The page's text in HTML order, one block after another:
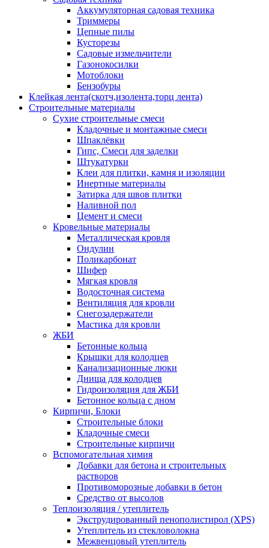
Аккумуляторная садовая техника
Триммеры
Цепные пилы
Кусторезы
Садовые измельчители
Газонокосилки
Мотоблоки
Бензобуры
Клейкая лента(скотч,изолента,торц лента)
Строительные материалы
Сухие строительные смеси
Кладочные и монтажные смеси
Шпаклёвки
Гипс, Смеси для заделки
Штукатурки
Клеи для плитки, камня и изоляции
Инертные материалы
Затирка для швов плитки
Наливной пол
Цемент и смеси
Кровельные материалы
Металлическая кровля
Ондулин
Поликарбонат
Шифер
Мягкая кровля
Водосточная система
Вентиляция для кровли
Снегозадержатели
Мастика для кровли
ЖБИ
Бетонные кольца
Крышки для колодцев
Канализационные люки
Днища для колодцев
Гидроизоляция для ЖБИ
Бетонное кольца с дном
Кирпичи, Блоки
Строительные блоки
Кладочные смеси
Строительные кирпичи
Вспомогательная химия
Добавки для бетона и строительных
растворов
Противоморозные добавки в бетон
Средство от высолов
Теплоизоляция / утеплитель
Экструдированный пенополистирол (XPS)
Утеплитель из стекловолокна
Межвенцовый утеплитель